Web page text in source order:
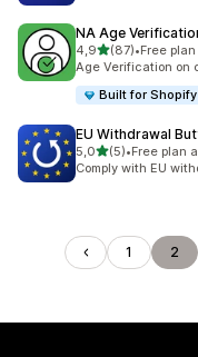
NA Age
4,95 yıldız
(87)
toplam 87•Free
Age Verification on
Built for Shopify
EU Withdrawal
5,05 yıldız
(5)
toplam 5•Free plan
Comply with EU
1 2